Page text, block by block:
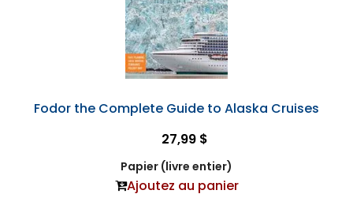
Fodor the Complete Guide to Alaska Cruises
27,99 $
Papier (livre entier)
Ajoutez au panier